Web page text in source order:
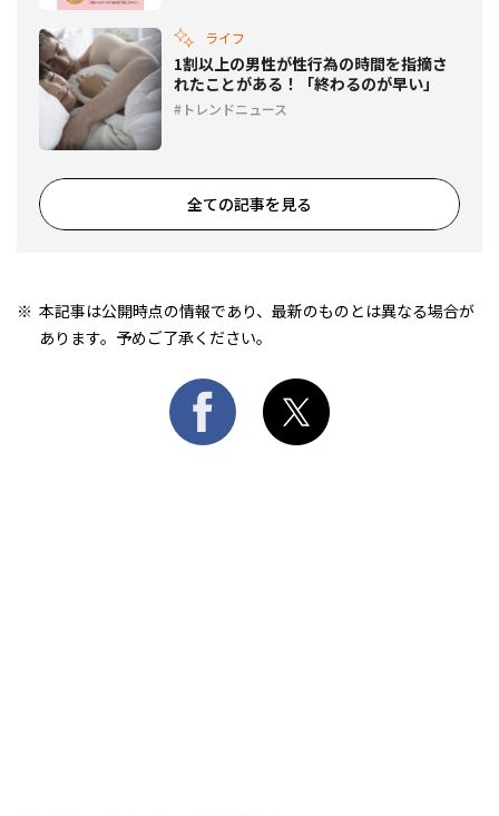
ライフ
1割以上の男性が性行為の時間を指摘さ
れたことがある！「終わるのが早い」
トレンドニュース
全ての記事を見る
本記事は公開時点の情報であり、最新のものとは異なる場合が
あります。予めご了承ください。